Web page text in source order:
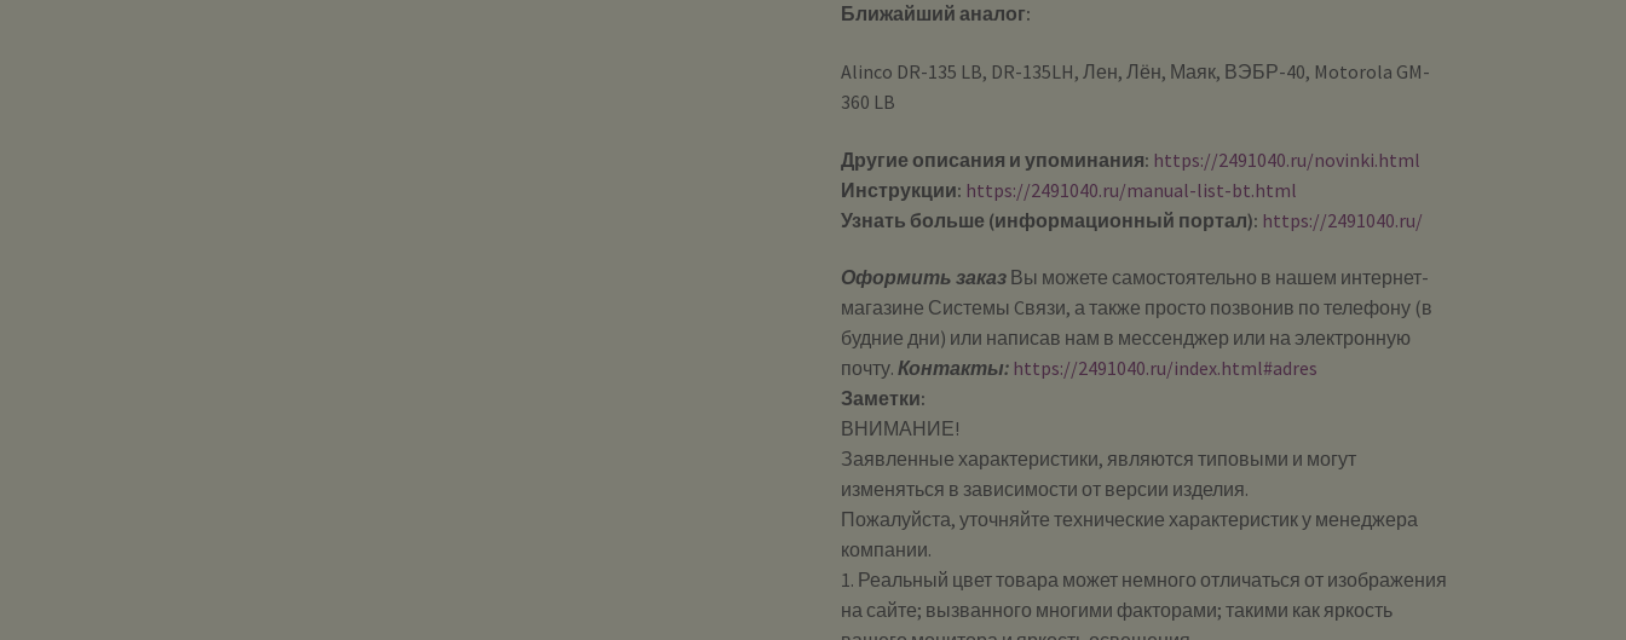
Ближайший аналог:
Alinco DR-135 LB, DR-135LH, Лен, Лён, Маяк, ВЭБР-40, Motorola GM-
360 LB
Другие описания и упоминания: https://2491040.ru/novinki.html
Инструкции: https://2491040.ru/manual-list-bt.html
Узнать больше (информационный портал): https://2491040.ru/
Оформить заказ Вы можете самостоятельно в нашем интернет-
магазине Системы Cвязи, а также просто позвонив по телефону (в
будние дни) или написав нам в мессенджер или на электронную
почту.Контакты: https://2491040.ru/index.html#adres
Заметки:
ВНИМАНИЕ!
Заявленные характеристики, являются типовыми и могут
изменяться в зависимости от версии изделия.
Пожалуйста, уточняйте технические характеристик у менеджера
компании.
1. Реальный цвет товара может немного отличаться от изображения
на сайте; вызванного многими факторами; такими как яркость